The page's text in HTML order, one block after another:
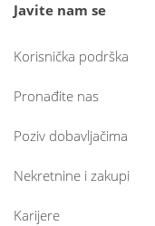
Javite nam se
Korisnička podrška
Pronađite nas
Poziv dobavljačima
Nekretnine i zakupi
Karijere